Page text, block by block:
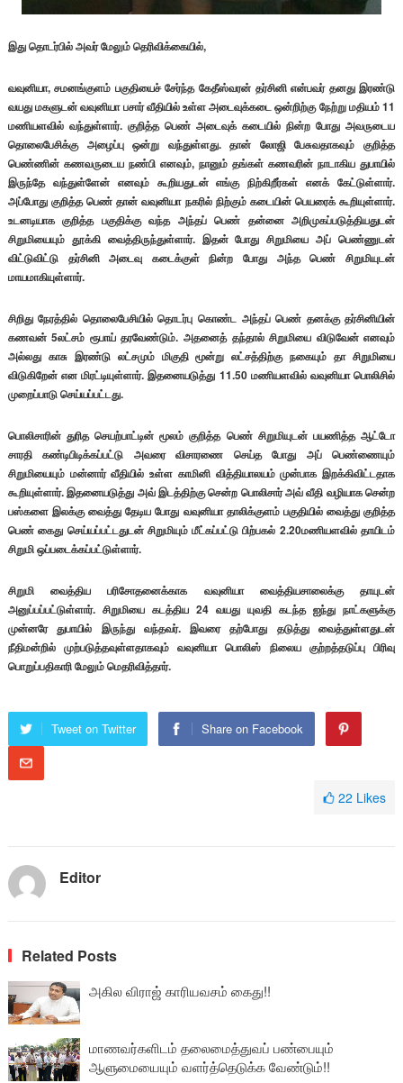
இது தொடர்பில் அவர் மேலும் தெரிவிக்கையில்,
வவுனியா, சமனங்குளம் பகுதியைச் சேர்ந்த கேதீஸ்வரன் தர்சினி என்பவர் தனது இரண்டு
வயது மகளுடன் வவுனியா பசார் வீதியில் உள்ள அடைவுக்கடை ஒன்றிற்கு நேற்று மதியம் 11
மணியளவில் வந்துள்ளார். குறித்த பெண் அடைவுக் கடையில் நின்ற போது அவருடைய
தொலைபேசிக்கு அழைப்பு ஒன்று வந்துள்ளது. தான் லோஜி பேசுவதாகவும் குறித்த
பெண்ணின் கணவருடைய நண்பி எனவும், நானும் தங்கள் கணவரின் நாடாகிய துபாயில்
இருந்தே வந்துள்ளேன் எனவும் கூறியதுடன் எங்கு நிற்கிறீர்கள் எனக் கேட்டுள்ளார்.
அப்போது குறித்த பெண் தான் வவுனியா நகரில் நிற்கும் கடையின் பெயரைக் கூறியுள்ளார்.
உடனடியாக குறித்த பகுதிக்கு வந்த அந்தப் பெண் தன்னை அறிமுகப்படுத்தியதுடன்
சிறுமியையும் தூக்கி வைத்திருந்துள்ளார். இதன் போது சிறுமியை அப் பெண்ணுடன்
விட்டுவிட்டு தர்சினி அடைவு கடைக்குள் நின்ற போது அந்த பெண் சிறுமியுடன்
மாயமாகியுள்ளார்.
சிறிது நேரத்தில் தொலைபேசியில் தொடர்பு கொண்ட அந்தப் பெண் தனக்கு தர்சினியின்
கணவன் 5லட்சம் ரூபாய் தரவேண்டும். அதனைத் தந்தால் சிறுமியை விடுவேன் எனவும்
அல்லது காசு இரண்டு லட்சமும் மிகுதி மூன்று லட்சத்திற்கு நகையும் தா சிறுமியை
விடுகிறேன் என மிரட்டியுள்ளார். இதனையடுத்து 11.50 மணியளவில் வவுனியா பொலிசில்
முறைப்பாடு செய்யப்பட்டது.
பொலிசாரின் துரித செயற்பாட்டின் மூலம் குறித்த பெண் சிறுமியுடன் பயணித்த ஆட்டோ
சாரதி கண்டிபிடிக்கப்பட்டு அவரை விசாரணை செய்த போது அப் பெண்ணையும்
சிறுமியையும் மன்னார் வீதியில் உள்ள காமினி வித்தியாலயம் முன்பாக இறக்கிவிட்டதாக
கூறியுள்ளார். இதனையடுத்து அவ் இடத்திற்கு சென்ற பொலிசார் அவ் வீதி வழியாக சென்ற
பஸ்களை இலக்கு வைத்து தேடிய போது வவுனியா தாலிக்குளம் பகுதியில் வைத்து குறித்த
பெண் கைது செய்யப்பட்டதுடன் சிறுமியும் மீட்கப்பட்டு பிற்பகல் 2.20மணியளவில் தாயிடம்
சிறுமி ஒப்படைக்கப்பட்டுள்ளார்.
சிறுமி வைத்திய பரிசோதனைக்காக வவுனியா வைத்தியசாலைக்கு தாயுடன்
அனுப்பப்பட்டுள்ளார். சிறுமியை கடத்திய 24 வயது யுவதி கடந்த ஐந்து நாட்களுக்கு
முன்னரே துபாயில் இருந்து வந்தவர். இவரை தற்போது தடுத்து வைத்துள்ளதுடன்
நீதிமன்றில் முற்படுத்தவுள்ளதாகவும் வவுனியா பொலிஸ் நிலைய குற்றத்தடுப்பு பிரிவு
பொறுப்பதிகாரி மேலும் மெதரிவித்தார்.
Tweet on Twitter Share on Facebook
22 Likes
Editor
Related Posts
அகில விராஜ் காரியவசம் கைது!!
மாணவர்களிடம் தலைமைத்துவப் பண்பையும்
ஆளுமையையும் வளர்த்தெடுக்க வேண்டும்!!